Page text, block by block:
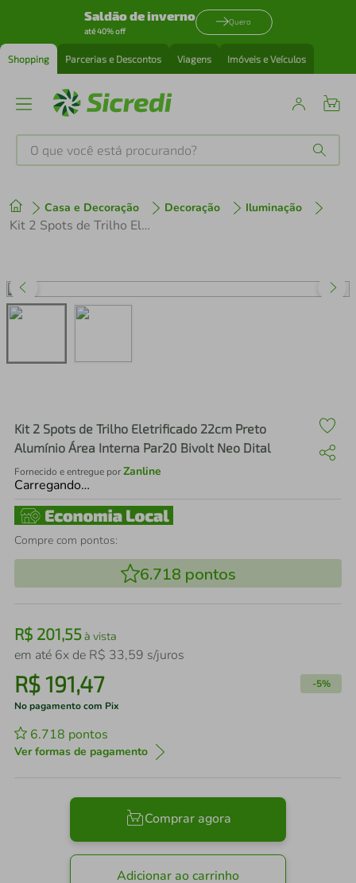
Saldão de inverno
até 40% off
Quero
Shopping Parcerias e Descontos Viagens Imóveis e Veículos
O que você está procurando?
Casa e Decoração Decoração Iluminação
Kit 2 Spots de Trilho Eletrificado 22cm Preto Alumínio Área Interna Par20 Bivolt Neo Dital
Kit 2 Spots de Trilho Eletrificado 22cm Preto
Alumínio Área Interna Par20 Bivolt Neo Dital
Fornecido e entregue porZanline
Carregando…
Compre com pontos:
6.718 pontos
R$ 201,55à vista
em até 6x de R$ 33,59 s/juros
R$191,47 -5%
No pagamento com Pix
6.718 pontos
Ver formas de pagamento
Comprar agora
Adicionar ao carrinho
1º tenis
perfume